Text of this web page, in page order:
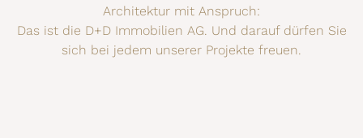
Architektur mit Anspruch:
Das ist die D+D Immobilien AG. Und darauf dürfen Sie
sich bei jedem unserer Projekte freuen.